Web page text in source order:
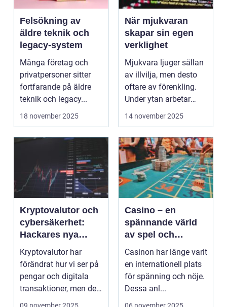
Felsökning av
äldre teknik och
legacy-system
Många företag och
privatpersoner sitter
fortfarande på äldre
teknik och legacy...
18 november 2025
När mjukvaran
skapar sin egen
verklighet
Mjukvara ljuger sällan
av illvilja, men desto
oftare av förenkling.
Under ytan arbetar
pro...
14 november 2025
Kryptovalutor och
cybersäkerhet:
Hackares nya
lekplats
Kryptovalutor har
förändrat hur vi ser på
pengar och digitala
transaktioner, men de
...
Casino – en
spännande värld
av spel och
underhållning
Casinon har länge varit
en internationell plats
för spänning och nöje.
Dessa anl...